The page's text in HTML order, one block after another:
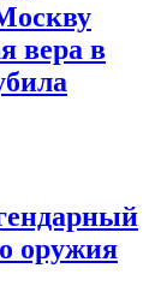
вера в
оружия